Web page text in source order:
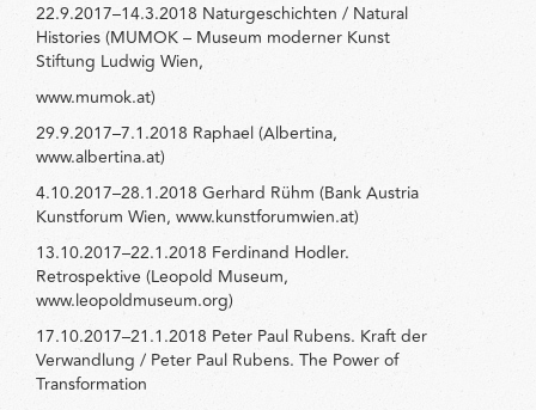
22.9.2017–14.3.2018 Naturgeschichten / Natural
Histories (MUMOK – Museum moderner Kunst
Stiftung Ludwig Wien,
www.mumok.at)
29.9.2017–7.1.2018 Raphael (Albertina,
www.albertina.at)
4.10.2017–28.1.2018 Gerhard Rühm (Bank Austria
Kunstforum Wien, www.kunstforumwien.at)
13.10.2017–22.1.2018 Ferdinand Hodler.
Retrospektive (Leopold Museum,
www.leopoldmuseum.org)
17.10.2017–21.1.2018 Peter Paul Rubens. Kraft der
Verwandlung / Peter Paul Rubens. The Power of
Transformation